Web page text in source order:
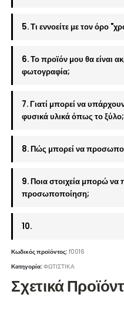
5. Τι εννοείτε με τον όρο
6. Το προϊόν μου θα είναι
φωτογραφία;
7. Γιατί μπορεί να
φυσικά υλικά όπως το ξύλο;
8. Πώς μπορεί να
9. Ποια στοιχεία μπορώ να
προσωποποίηση;
10.
Κωδικός προϊόντος:f0016
Κατηγορία:ΦΩΤΙΣΤΙΚΑ
Σχετικά